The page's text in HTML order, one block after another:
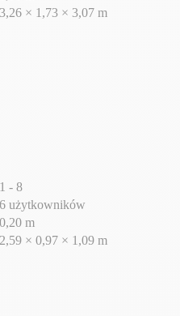
3,26 × 1,73 × 3,07 m
1 - 8
6 użytkowników
0,20 m
2,59 × 0,97 × 1,09 m